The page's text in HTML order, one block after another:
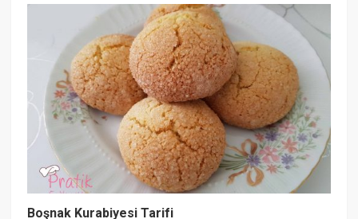
Boşnak Kurabiyesi Tarifi